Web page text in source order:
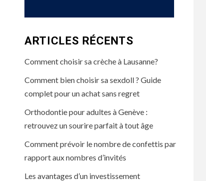
ARTICLES RÉCENTS
Comment choisir sa crèche à Lausanne?
Comment bien choisir sa sexdoll ? Guide
complet pour un achat sans regret
Orthodontie pour adultes à Genève :
retrouvez un sourire parfait à tout âge
Comment prévoir le nombre de confettis par
rapport aux nombres d’invités
Les avantages d’un investissement